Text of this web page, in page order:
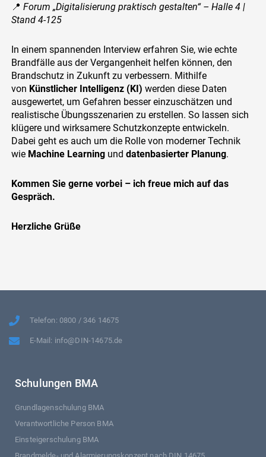
📍 Forum „Digitalisierung praktisch gestalten“ – Halle 4 |
Stand 4-125
In einem spannenden Interview erfahren Sie, wie echte
Brandfälle aus der Vergangenheit helfen können, den
Brandschutz in Zukunft zu verbessern. Mithilfe
von Künstlicher Intelligenz (KI) werden diese Daten
ausgewertet, um Gefahren besser einzuschätzen und
realistische Übungsszenarien zu erstellen. So lassen sich
klügere und wirksamere Schutzkonzepte entwickeln.
Dabei geht es auch um die Rolle von moderner Technik
wie Machine Learningund datenbasierter Planung.
Kommen Sie gerne vorbei – ich freue mich auf das
Gespräch.
Herzliche Grüße
Telefon: 0800 / 346 14675
E-Mail: info@DIN-14675.de
Schulungen BMA
Grundlagenschulung BMA
Verantwortliche Person BMA
Einsteigerschulung BMA